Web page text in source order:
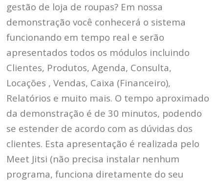
gestão de loja de roupas? Em nossa
demonstração você conhecerá o sistema
funcionando em tempo real e serão
apresentados todos os módulos incluindo
Clientes, Produtos, Agenda, Consulta,
Locações , Vendas, Caixa (Financeiro),
Relatórios e muito mais. O tempo aproximado
da demonstração é de 30 minutos, podendo
se estender de acordo com as dúvidas dos
clientes. Esta apresentação é realizada pelo
Meet Jitsi (não precisa instalar nenhum
programa, funciona diretamente do seu